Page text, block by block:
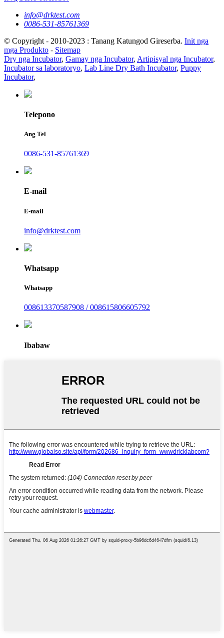
info@drktest.com
0086-531-85761369
© Copyright - 2010-2023 : Tanang Katungod Gireserba. Init nga
mga Produkto - Sitemap
Dry nga Incubator, Gamay nga Incubator, Artipisyal nga Incubator,
Incubator sa laboratoryo, Lab Line Dry Bath Incubator, Puppy
Incubator,
Telepono
Ang Tel
0086-531-85761369
E-mail
E-mail
info@drktest.com
Whatsapp
Whatsapp
008613370587908 / 008615806605792
Ibabaw